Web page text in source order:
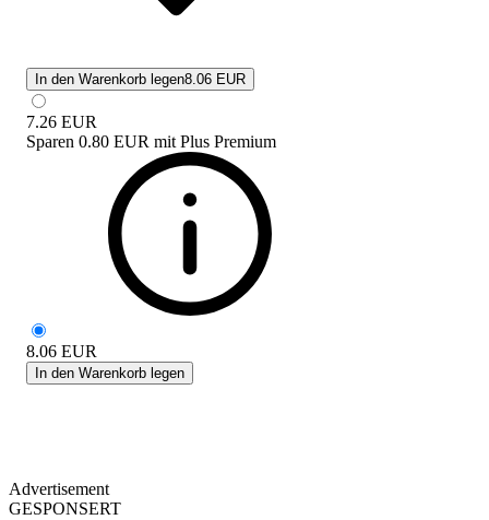
In den Warenkorb legen8.06 EUR
7.26 EUR
Sparen 0.80 EUR mit Plus Premium
8.06 EUR
In den Warenkorb legen
Advertisement
GESPONSERT